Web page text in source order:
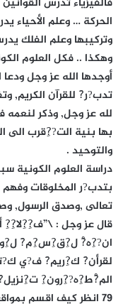
الحركة … وعلم الأحياء
وتركيبها وعلم الفلك
وهكذا .. فكل العلوم
أوجدها الله عز وجل ودعا
تدب?ر?َ للقرآن الكريم,
لله عز وجل, وذكر
بها بنية الت??ِقرب الى
والتوحيد .
دراسة العلوم الكونية
بتدب?ر المخلوقات وفهم
تعالى ,وصدق الرسول,
قال عز وجل :
ان??ِه?ْ ل?ِق?ِس?ِم?َ
لقرأن?َ ك?ِريم?َ ف?ي
79 انظر كيف اقسم